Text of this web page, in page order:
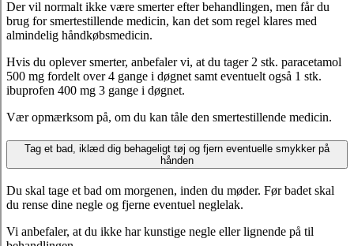
Der vil normalt ikke være smerter efter behandlingen, men får du
brug for smertestillende medicin, kan det som regel klares med
almindelig håndkøbsmedicin.
Hvis du oplever smerter, anbefaler vi, at du tager 2 stk. paracetamol
500 mg fordelt over 4 gange i døgnet samt eventuelt også 1 stk.
ibuprofen 400 mg 3 gange i døgnet.
Vær opmærksom på, om du kan tåle den smertestillende medicin.
Tag et bad, iklæd dig behageligt tøj og fjern eventuelle smykker på
hånden
Du skal tage et bad om morgenen, inden du møder. Før badet skal
du rense dine negle og fjerne eventuel neglelak.
Vi anbefaler, at du ikke har kunstige negle eller lignende på til